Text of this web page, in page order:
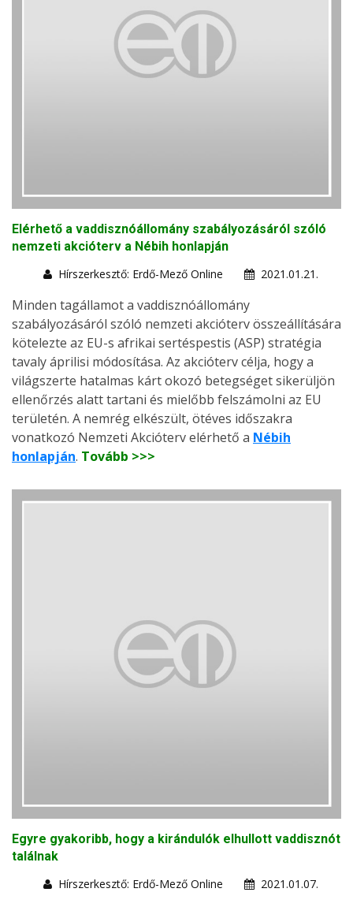
Elérhető a vaddisznóállomány szabályozásáról szóló
nemzeti akcióterv a Nébih honlapján
Hírszerkesztő: Erdő-Mező Online
2021.01.21.
Minden tagállamot a vaddisznóállomány
szabályozásáról szóló nemzeti akcióterv összeállítására
kötelezte az EU-s afrikai sertéspestis (ASP) stratégia
tavaly áprilisi módosítása. Az akcióterv célja, hogy a
világszerte hatalmas kárt okozó betegséget sikerüljön
ellenőrzés alatt tartani és mielőbb felszámolni az EU
területén. A nemrég elkészült, ötéves időszakra
vonatkozó Nemzeti Akcióterv elérhető a Nébih
honlapján. Tovább >>>
Egyre gyakoribb, hogy a kirándulók elhullott vaddisznót
találnak
Hírszerkesztő: Erdő-Mező Online
2021.01.07.